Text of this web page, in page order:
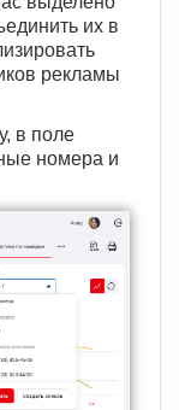
их в
рекламы
в поле
номера и